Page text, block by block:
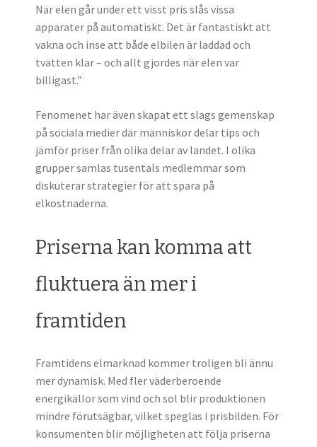
När elen går under ett visst pris slås vissa
apparater på automatiskt. Det är fantastiskt att
vakna och inse att både elbilen är laddad och
tvätten klar – och allt gjordes när elen var
billigast.”
Fenomenet har även skapat ett slags gemenskap
på sociala medier där människor delar tips och
jämför priser från olika delar av landet. I olika
grupper samlas tusentals medlemmar som
diskuterar strategier för att spara på
elkostnaderna.
Priserna kan komma att
fluktuera än mer i
framtiden
Framtidens elmarknad kommer troligen bli ännu
mer dynamisk. Med fler väderberoende
energikällor som vind och sol blir produktionen
mindre förutsägbar, vilket speglas i prisbilden. För
konsumenten blir möjligheten att följa priserna